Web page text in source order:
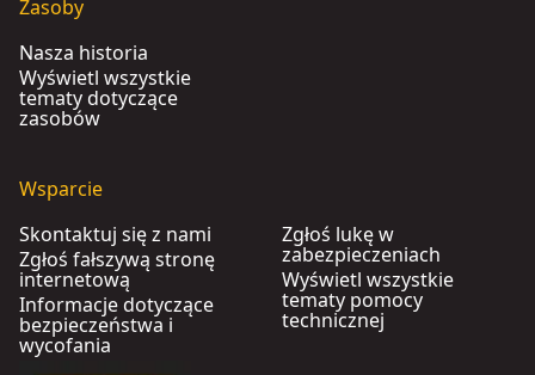
Zasoby
Nasza historia
Wyświetl wszystkie
tematy dotyczące
zasobów
Wsparcie
Skontaktuj się z nami
Zgłoś fałszywą stronę
internetową
Informacje dotyczące
bezpieczeństwa i
wycofania
Zgłoś lukę w
zabezpieczeniach
Wyświetl wszystkie
tematy pomocy
technicznej